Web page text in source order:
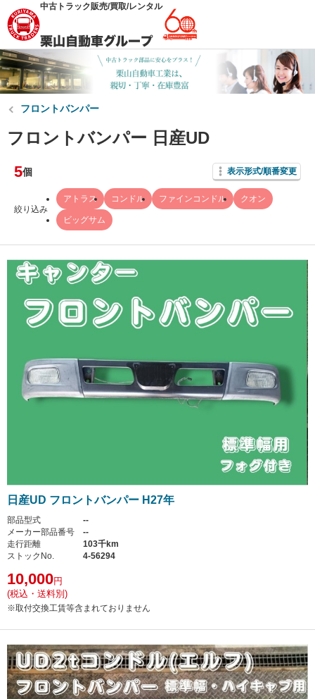
中古トラック販売/買取/レンタル
フロントバンパー
フロントバンパー 日産UD
5個 表示形式/順番変更
絞り込み
アトラス コンドル ファインコンドル クオン
ビッグサム
日産UD フロントバンパー H27年
部品型式
--
メーカー部品番号
--
走行距離
103千km
ストックNo.
4-56294
10,000円
(税込・送料別)
※取付交換工賃等含まれておりません